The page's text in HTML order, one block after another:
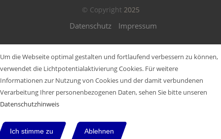
© Copyright 2025
Datenschutz Impressum
Um die Webseite optimal gestalten und fortlaufend verbessern zu können,
verwendet die Lichtpotentialaktivierung Cookies. Für weitere
Informationen zur Nutzung von Cookies und der damit verbundenen
Verarbeitung Ihrer personenbezogenen Daten, sehen Sie bitte unseren
Datenschutzhinweis
Ich stimme zu Ablehnen